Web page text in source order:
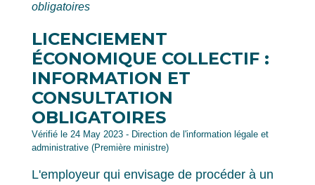
obligatoires
LICENCIEMENT
ÉCONOMIQUE COLLECTIF :
INFORMATION ET
CONSULTATION
OBLIGATOIRES
Vérifié le 24 May 2023 - Direction de l'information légale et
administrative (Première ministre)
L'employeur qui envisage de procéder à un